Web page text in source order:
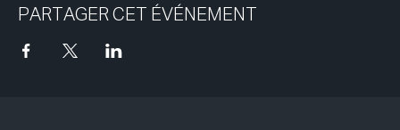
PARTAGER CET ÉVÉNEMENT